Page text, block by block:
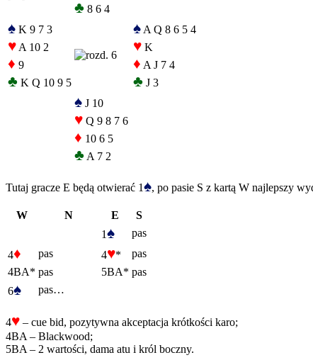
♣ 8 6 4
♠ K 9 7 3
♥ A 10 2
♦ 9
♣ K Q 10 9 5
♠ A Q 8 6 5 4
♥ K
♦ A J 7 4
♣ J 3
♠ J 10
♥ Q 9 8 7 6
♦ 10 6 5
♣ A 7 2
Tutaj gracze E będą otwierać 1♠, po pasie S z kartą W najlepszy
W N E
S
1♠
pas
4♦ pas 4♥*
pas
4BA* pas 5BA* pas
6♠ pas…
4♥ – cue bid, pozytywna akceptacja krótkości karo;
4BA – Blackwood;
5BA – 2 wartości, dama atu i król boczny.